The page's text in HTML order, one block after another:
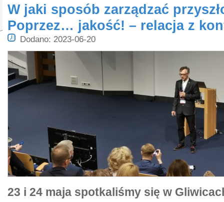
W jaki sposób zarządzać
Poprzez… jakość! – relacja z
Dodano: 2023-06-20
23 i 24 maja spotkaliśmy się w